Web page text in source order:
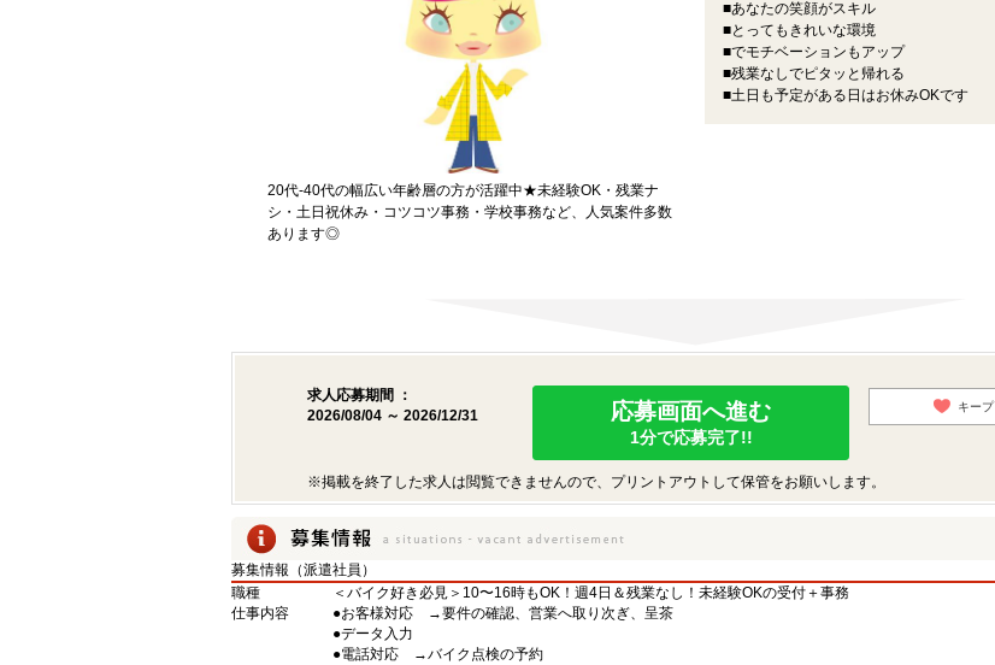
20代-40代の幅広い年齢層の方が活躍中★未経験OK・残業ナ
シ・土日祝休み・コツコツ事務・学校事務など、人気案件多数
あります◎
■あなたの笑顔がスキル
■とってもきれいな環境
■でモチベーションもアップ
■残業なしでピタッと帰れる
■土日も予定がある日はお休みOKです
求人応募期間 ：
2026/08/04 ～ 2026/12/31
応募画面へ進む
1分で応募完了!!
キープ
※掲載を終了した求人は閲覧できませんので、プリントアウトして保管をお願いします。
募集情報（派遣社員）
職種
＜バイク好き必見＞10〜16時もOK！週4日＆残業なし！未経験OKの受付＋事務
仕事内容
●お客様対応 →要件の確認、営業へ取り次ぎ、呈茶
●データ入力
●電話対応 →バイク点検の予約